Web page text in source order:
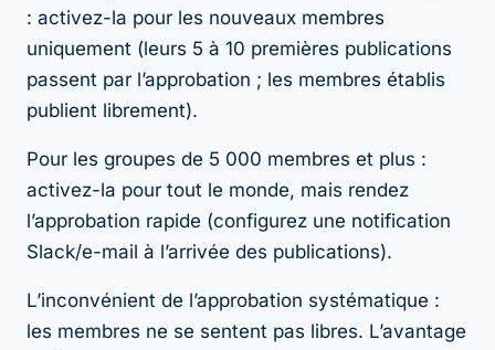
: activez-la pour les nouveaux membres
uniquement (leurs 5 à 10 premières publications
passent par l’approbation ; les membres établis
publient librement).
Pour les groupes de 5 000 membres et plus :
activez-la pour tout le monde, mais rendez
l’approbation rapide (configurez une notification
Slack/e-mail à l’arrivée des publications).
L’inconvénient de l’approbation systématique :
les membres ne se sentent pas libres. L’avantage